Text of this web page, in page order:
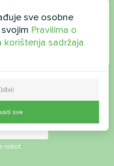
robot.
sve osobne
Pravilima o
korištenja sadržaja
sve